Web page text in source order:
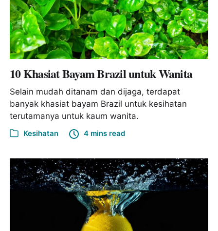
10 Khasiat Bayam Brazil untuk Wanita
Selain mudah ditanam dan dijaga, terdapat
banyak khasiat bayam Brazil untuk kesihatan
terutamanya untuk kaum wanita.
Kesihatan 4 mins read